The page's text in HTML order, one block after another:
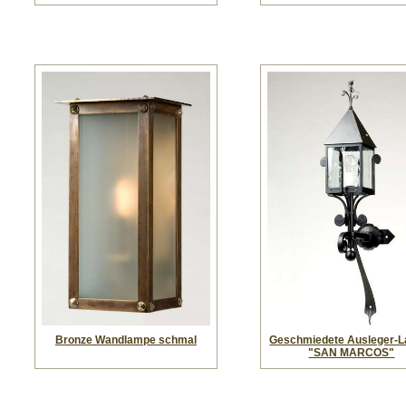
Bronze Wandlampe schmal
Geschmiedete Ausleger-
"SAN MARCOS"